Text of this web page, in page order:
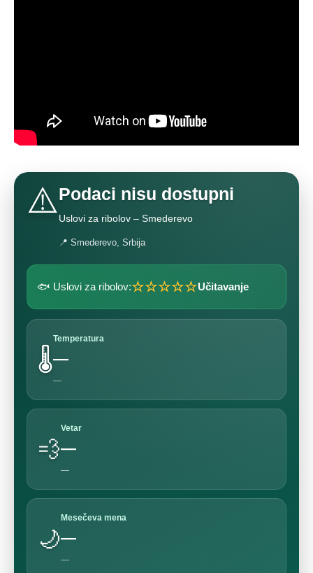
⚠️Podaci nisu dostupni
Uslovi za ribolov – Smederevo
📍 Smederevo, Srbija
🐟 Uslovi za ribolov:☆☆☆☆☆Učitavanje
🌡️
Temperatura
—
—
💨
Vetar
—
—
🌙
Mesečeva mena
—
—